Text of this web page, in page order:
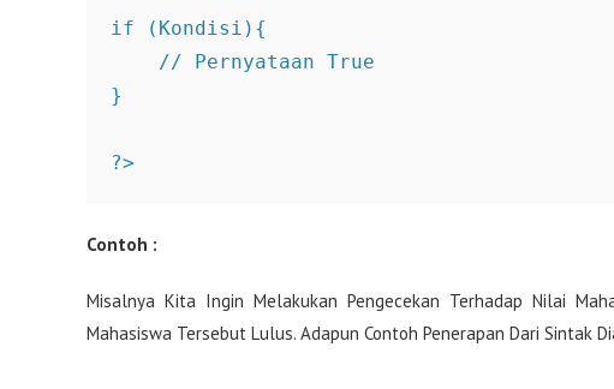
if (Kondisi){
    // Pernyataan True
}
?>
Contoh :
Misalnya Kita Ingin Melakukan Pengecekan Terhadap Nilai
Mahasiswa Tersebut Lulus. Adapun Contoh Penerapan Dari Sintak